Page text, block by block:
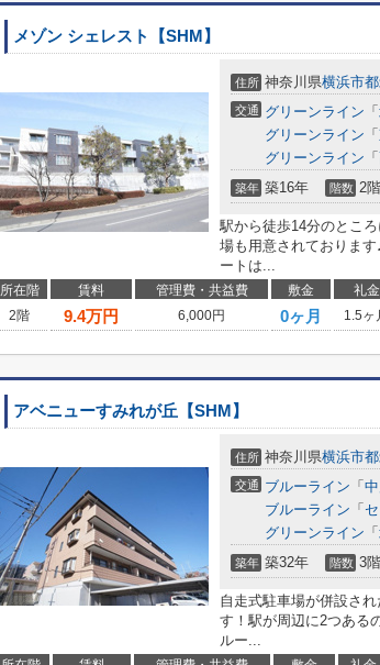
メゾン シェレスト【SHM】
住所 神奈川県横浜市
交通 グリーンライン 「
グリーンライン 「
グリーンライン 「
築年 築16年 階数 2
駅から徒歩14分のとこ
場も用意されておりま
ートは...
所在階 賃料 管理費・共益費 敷金 礼金
2階
9.4万円 6,000円 0ヶ月 1.5ヶ
アベニューすみれが丘【SHM】
住所 神奈川県横浜市
交通 ブルーライン 「 中
ブルーライン 「
グリーンライン 「
築年 築32年 階数 3
自走式駐車場が併設さ
す！駅が周辺に2つある
ルー...